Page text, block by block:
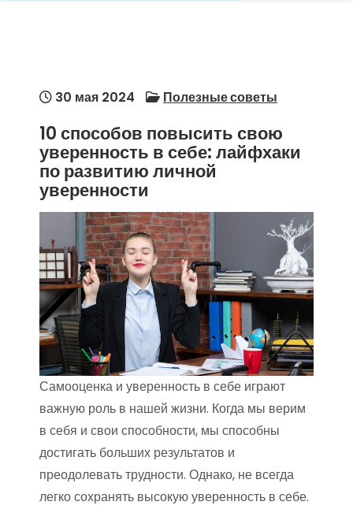
30 мая 2024 Полезные советы
10 способов повысить свою
уверенность в себе: лайфхаки
по развитию личной
уверенности
Самооценка и уверенность в себе играют
важную роль в нашей жизни. Когда мы верим
в себя и свои способности, мы способны
достигать больших результатов и
преодолевать трудности. Однако, не всегда
легко сохранять высокую уверенность в себе.